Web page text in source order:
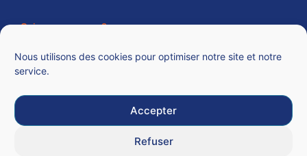
Nous utilisons des cookies pour optimiser notre site et notre
service.
Accepter
Refuser
Qui sommes-nous ?